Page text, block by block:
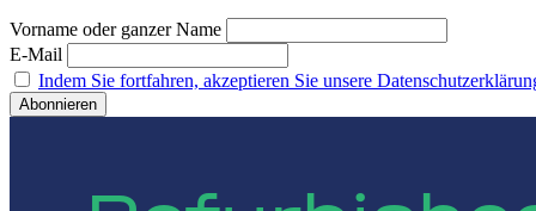
Vorname oder ganzer Name
E-Mail
Indem Sie fortfahren, akzeptieren Sie unsere